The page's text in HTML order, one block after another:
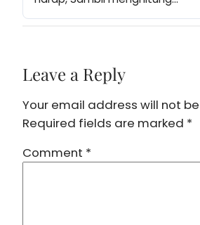
Leave a Reply
Your email address will not
Required fields are marked *
Comment *